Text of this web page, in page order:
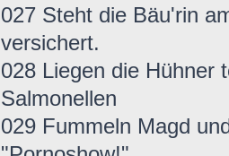
027 Steht die Bäu'rin
versichert.
028 Liegen die Hühner
Salmonellen
029 Fummeln Magd